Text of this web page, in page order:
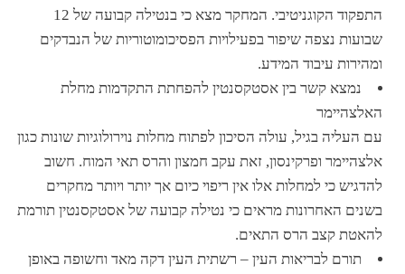
התפקוד הקוגניטיבי. המחקר מצא כי בנטילה קבועה של 12
שבועות נצפה שיפור בפעילויות הפסיכומוטוריות של הנבדקים
ומהירות עיבוד המידע.
נמצא קשר בין אסטקסנטין להפחתת התקדמות מחלת
האלצהיימר
עם העליה בגיל, עולה הסיכון לפתוח מחלות נוירולוגיות שונות כגון
אלצהיימר ופרקינסון, זאת עקב חמצון והרס תאי המוח. חשוב
להדגיש כי למחלות אלו אין ריפוי כיום אך יותר ויותר מחקרים
בשנים האחרונות מראים כי נטילה קבועה של אסטקסנטין תורמת
להאטת קצב הרס התאים.
תורם לבריאות העין – רשתית העין דקה מאד וחשופה באופן